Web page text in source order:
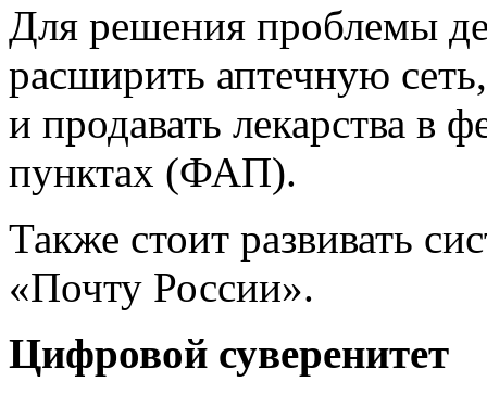
Для решения проблемы
расширить аптечную
и продавать лекарства в
пунктах (ФАП).
Также стоит развивать
«Почту России».
Цифровой суверенитет